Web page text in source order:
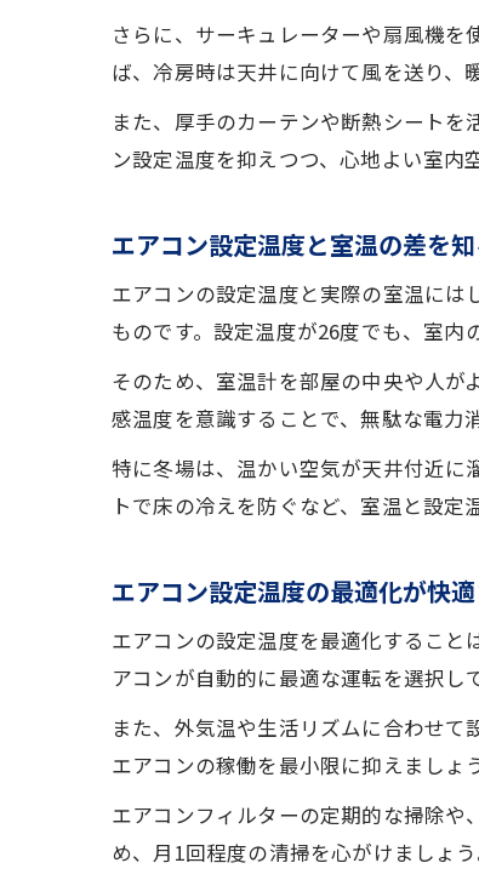
さらに、サーキュレーターや扇風機
ば、冷房時は天井に向けて風を送り、
また、厚手のカーテンや断熱シート
ン設定温度を抑えつつ、心地よい室内
エアコン設定温度と室温の差を
エアコンの設定温度と実際の室温には
ものです。設定温度が26度でも、室内
そのため、室温計を部屋の中央や人が
感温度を意識することで、無駄な電力
特に冬場は、温かい空気が天井付近に
トで床の冷えを防ぐなど、室温と設定
エアコン設定温度の最適化が快
エアコンの設定温度を最適化するこ
アコンが自動的に最適な運転を選択し
また、外気温や生活リズムに合わせて
エアコンの稼働を最小限に抑えましょ
エアコンフィルターの定期的な掃除
め、月1回程度の清掃を心がけましょう